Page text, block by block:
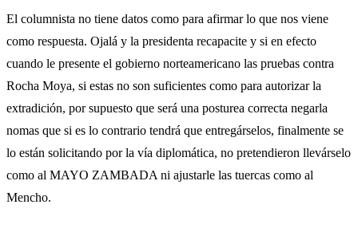
El columnista no tiene datos como para afirmar lo que nos viene
como respuesta. Ojalá y la presidenta recapacite y si en efecto
cuando le presente el gobierno norteamericano las pruebas contra
Rocha Moya, si estas no son suficientes como para autorizar la
extradición, por supuesto que será una posturea correcta negarla
nomas que si es lo contrario tendrá que entregárselos, finalmente se
lo están solicitando por la vía diplomática, no pretendieron llevárselo
como al MAYO ZAMBADA ni ajustarle las tuercas como al
Mencho.